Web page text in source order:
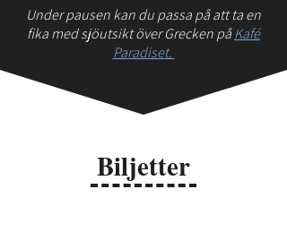
Under pausen kan du passa påatt ta en
fika med sjöutsikt över Grecken påKafé
Paradiset.
Biljetter